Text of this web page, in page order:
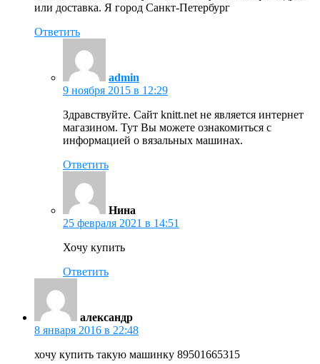
или доставка. Я город Санкт-Петербург
Ответить
admin
9 ноября 2015 в 12:29
Здравствуйте. Сайт knitt.net не является интернет
магазином. Тут Вы можете ознакомиться с
информацией о вязальных машинах.
Ответить
Нина
25 февраля 2021 в 14:51
Хочу купить
Ответить
александр
8 января 2016 в 22:48
хочу купить такую машинку 89501665315